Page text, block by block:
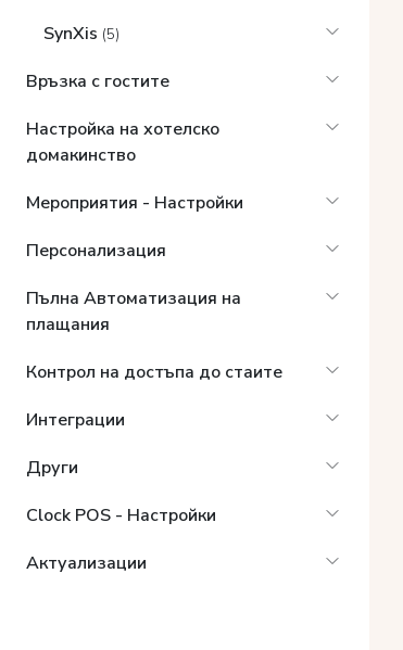
SynXis (5)
Връзка с гостите
Настройка на хотелско
домакинство
Мероприятия - Настройки
Персонализация
Пълна Автоматизация на
плащания
Контрол на достъпа до стаите
Интеграции
Други
Clock POS - Настройки
Актуализации